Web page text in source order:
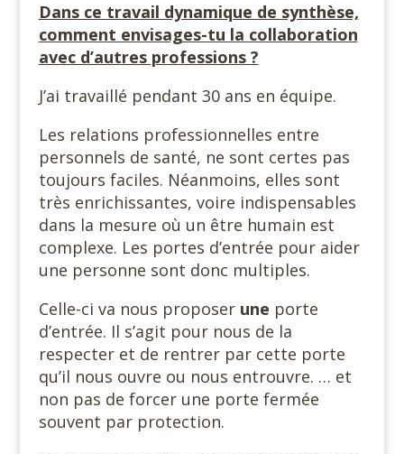
Dans ce travail dynamique de synthèse,
comment envisages-tu la collaboration
avec d’autres professions ?
J’ai travaillé pendant 30 ans en équipe.
Les relations professionnelles entre
personnels de santé, ne sont certes pas
toujours faciles. Néanmoins, elles sont
très enrichissantes, voire indispensables
dans la mesure où un être humain est
complexe. Les portes d’entrée pour aider
une personne sont donc multiples.
Celle-ci va nous proposer une porte
d’entrée. Il s’agit pour nous de la
respecter et de rentrer par cette porte
qu’il nous ouvre ou nous entrouvre. … et
non pas de forcer une porte fermée
souvent par protection.